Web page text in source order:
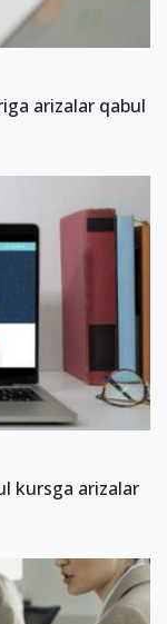
arizalar qabul
kursga arizalar